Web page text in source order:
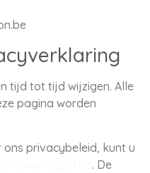
tijd tot tijd wijzigen. Alle
pagina worden
privacybeleid, kunt u
. De